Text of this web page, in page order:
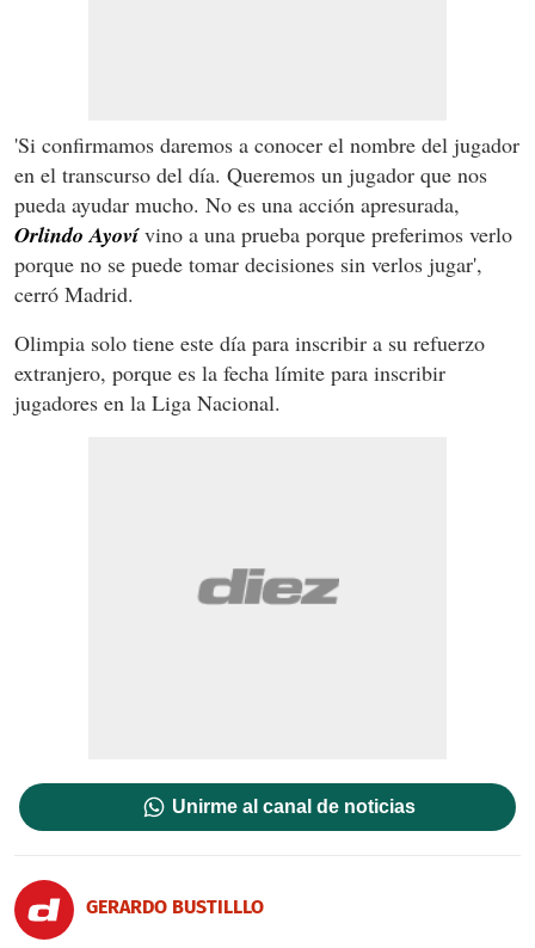
'Si confirmamos daremos a conocer el nombre del jugador
en el transcurso del día. Queremos un jugador que nos
pueda ayudar mucho. No es una acción apresurada,
Orlindo Ayovívino a una prueba porque preferimos verlo
porque no se puede tomar decisiones sin verlos jugar',
cerró Madrid.
Olimpia solo tiene este día para inscribir a su refuerzo
extranjero, porque es la fecha límite para inscribir
jugadores en la Liga Nacional.
Unirme al canal de noticias
GERARDO BUSTILLLO